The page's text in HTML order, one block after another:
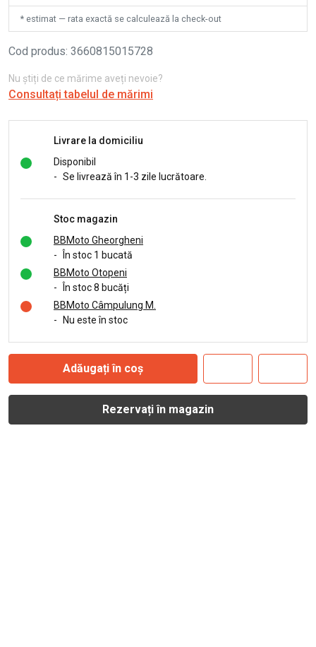
* estimat — rata exactă se calculează la check-out
Cod produs: 3660815015728
Nu știți de ce mărime aveți nevoie?
Consultați tabelul de mărimi
Livrare la domiciliu
Disponibil
- Se livrează în 1-3 zile lucrătoare.
Stoc magazin
BBMoto Gheorgheni
-
În stoc 1 bucată
BBMoto Otopeni
-
În stoc 8 bucăți
BBMoto Câmpulung M.
-
Nu este în stoc
Adăugați în coș
Rezervați în magazin